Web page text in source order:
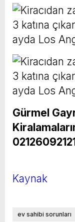
Gürmel
Kaynak
ev sahibi sorunları